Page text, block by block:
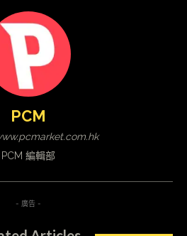
PCM
PCM 編輯部
- 廣告 -